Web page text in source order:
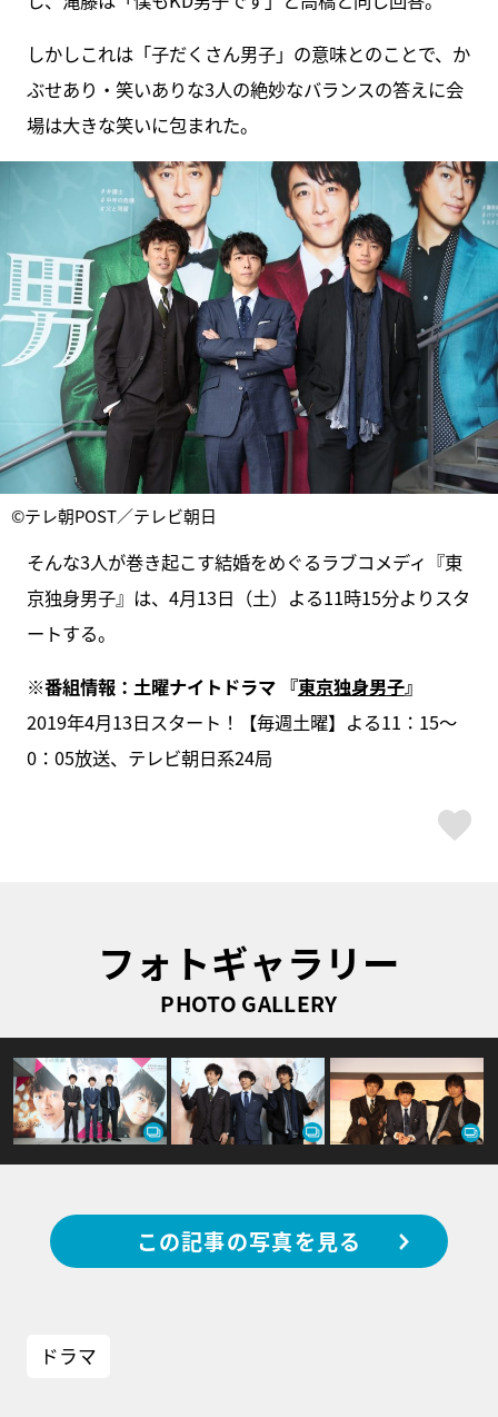
しかしこれは「子だくさん男子」の意味とのことで、か
ぶせあり・笑いありな3人の絶妙なバランスの答えに会
場は大きな笑いに包まれた。
©テレ朝POST／テレビ朝日
そんな3人が巻き起こす結婚をめぐるラブコメディ『東
京独身男子』は、4月13日（土）よる11時15分よりスタ
ートする。
※番組情報：土曜ナイトドラマ 『東京独身男子』
2019年4月13日スタート！【毎週土曜】よる11：15～
0：05放送、テレビ朝日系24局
フォトギャラリー
PHOTO GALLERY
この記事の写真を見る
ドラマ